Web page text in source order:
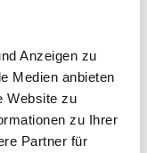
Anzeigen zu
Medien anbieten
Website zu
zu Ihrer
Partner für